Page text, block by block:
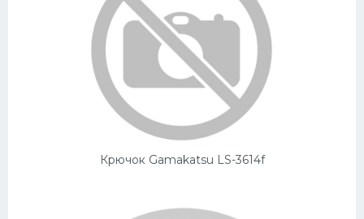
Крючок Gamakatsu LS-3614f